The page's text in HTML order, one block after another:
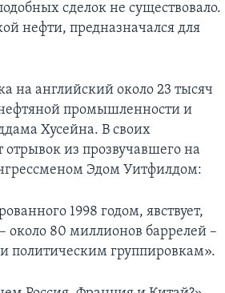
сделок не существовало.
нефти, предназначался для
на английский около 23 тысяч
промышленности и
Хусейна. В своих
из прозвучавшего на
Эдом Уитфилдом:
1998 годом, явствует,
около 80 миллионов баррелей –
группировкам».